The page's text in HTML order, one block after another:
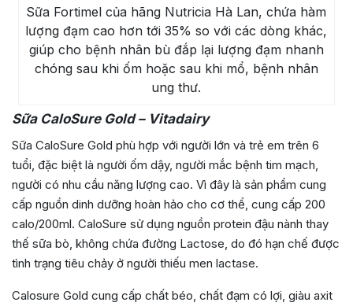
Sữa Fortimel của hãng Nutricia Hà Lan, chứa hàm
lượng đạm cao hơn tới 35% so với các dòng khác,
giúp cho bệnh nhân bù đắp lại lượng đạm nhanh
chóng sau khi ốm hoặc sau khi mổ, bệnh nhân
ung thư.
Sữa CaloSure Gold – Vitadairy
Sữa CaloSure Gold phù hợp với người lớn và trẻ em trên 6
tuổi, đặc biệt là người ốm dậy, người mắc bệnh tim mạch,
người có nhu cầu năng lượng cao. Vì đây là sản phẩm cung
cấp nguồn dinh dưỡng hoàn hảo cho cơ thể, cung cấp 200
calo/200ml. CaloSure sử dụng nguồn protein đậu nành thay
thế sữa bò, không chứa đường Lactose, do đó hạn chế được
tình trạng tiêu chảy ở người thiếu men lactase.
Calosure Gold cung cấp chất béo, chất đạm có lợi, giàu axit